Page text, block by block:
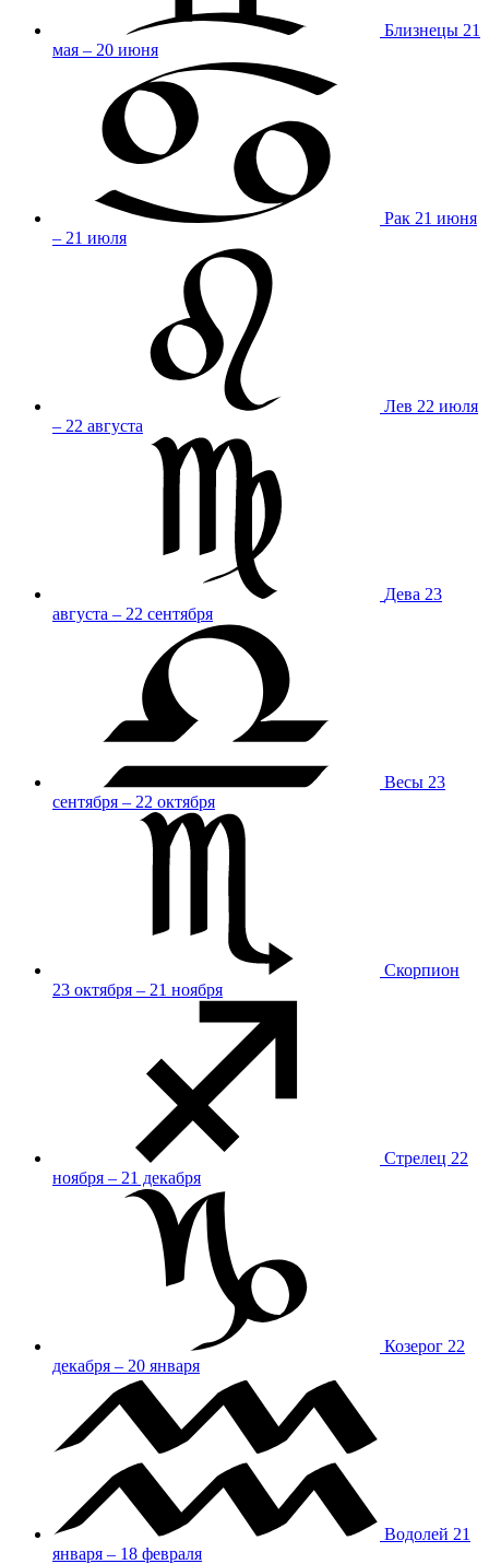
Близнецы 21
мая – 20 июня
Рак 21 июня
– 21 июля
Лев 22 июля
– 22 августа
Дева 23
августа – 22 сентября
Весы 23
сентября – 22 октября
Скорпион
23 октября – 21 ноября
Стрелец 22
ноября – 21 декабря
Козерог 22
декабря – 20 января
Водолей 21
января – 18 февраля